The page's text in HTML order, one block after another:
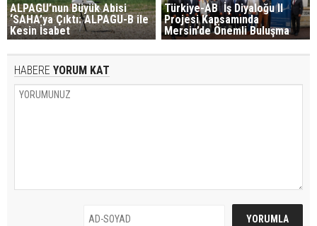
ALPAGU’nun Büyük Abisi
‘SAHA’ya Çıktı: ALPAGU-B ile
Kesin İsabet
Türkiye-AB İş Diyaloğu II
Projesi Kapsamında
Mersin’de Önemli Buluşma
HABERE YORUM KAT